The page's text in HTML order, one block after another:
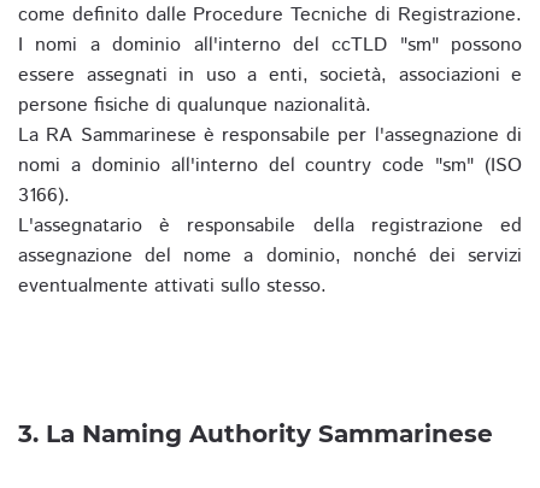
come definito dalle Procedure Tecniche di Registrazione.
I nomi a dominio all'interno del ccTLD "sm" possono
essere assegnati in uso a enti, società, associazioni e
persone fisiche di qualunque nazionalità.
La RA Sammarinese è responsabile per l'assegnazione di
nomi a dominio all'interno del country code "sm" (ISO
3166).
L'assegnatario è responsabile della registrazione ed
assegnazione del nome a dominio, nonché dei servizi
eventualmente attivati sullo stesso.
3. La Naming Authority Sammarinese